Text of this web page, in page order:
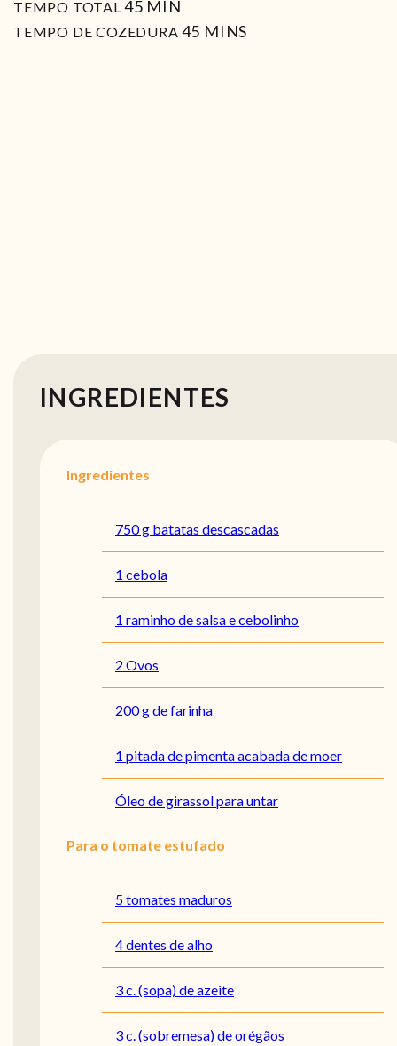
TEMPO TOTAL 45MIN
MIN
TEMPO DE COZEDURA 45 MIN
MINS
INGREDIENTES
Ingredientes
750 g batatas descascadas
1 cebola
1 raminho de salsa e cebolinho
2 Ovos
200 g de farinha
1 pitada de pimenta acabada de moer
Óleo de girassol para untar
Para o tomate estufado
5 tomates maduros
4 dentes de alho
3 c. (sopa) de azeite
3 c. (sobremesa) de orégãos